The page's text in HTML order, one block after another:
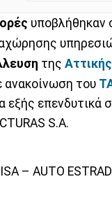
υποβλήθηκαν
της
ανακοίνωση του
επενδυτικά
S.A.
– AUTO